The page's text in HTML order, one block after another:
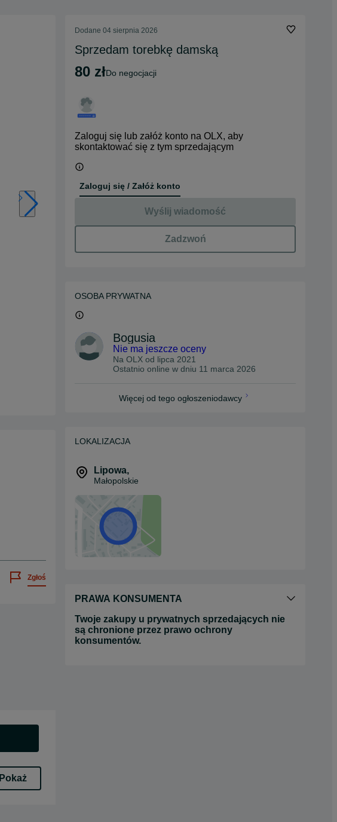
Zgłoś
Pokaż
Dodane 04 sierpnia 2026
Sprzedam torebkę damską
80 zł do negocjacji
Zaloguj się lub załóż konto na OLX, aby
skontaktować się z tym sprzedającym
Zaloguj się / Załóż konto
Wyślij wiadomość
Zadzwoń
OSOBA PRYWATNA
Bogusia
Nie ma jeszcze oceny
Na OLX od lipca 2021
Ostatnio online w dniu 11 marca 2026
Więcej od tego ogłoszeniodawcy
LOKALIZACJA
Lipowa,
Małopolskie
PRAWA KONSUMENTA
Twoje zakupy u prywatnych sprzedających nie
są chronione przez prawo ochrony
konsumentów.